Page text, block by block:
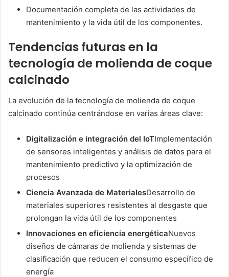
Documentación completa de las actividades de
mantenimiento y la vida útil de los componentes.
Tendencias futuras en la
tecnología de molienda de coque
calcinado
La evolución de la tecnología de molienda de coque
calcinado continúa centrándose en varias áreas clave:
Digitalización e integración del IoTImplementación
de sensores inteligentes y análisis de datos para el
mantenimiento predictivo y la optimización de
procesos
Ciencia Avanzada de MaterialesDesarrollo de
materiales superiores resistentes al desgaste que
prolongan la vida útil de los componentes
Innovaciones en eficiencia energéticaNuevos
diseños de cámaras de molienda y sistemas de
clasificación que reducen el consumo específico de
energía